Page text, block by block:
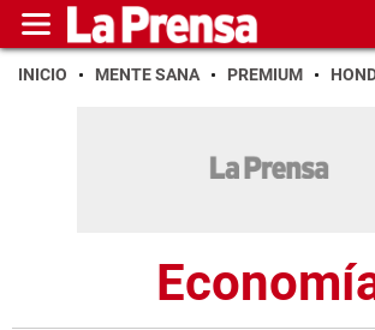
INICIO MENTE SANA PREMIUM